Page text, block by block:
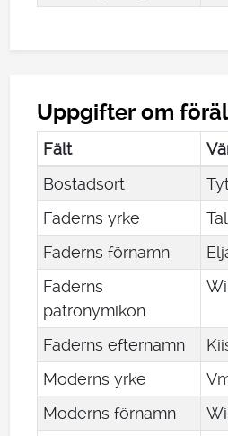
Uppgifter om
Fält
Bostadsort
Faderns yrke
Faderns förnamn
Faderns
patronymikon
Faderns efternamn
Moderns yrke
Moderns förnamn